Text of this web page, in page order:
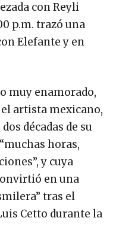
con Reyli
p.m. trazó una
Elefante y en
muy enamorado,
el artista mexicano,
décadas de su
horas,
y cuya
en una
tras el
Cetto durante la